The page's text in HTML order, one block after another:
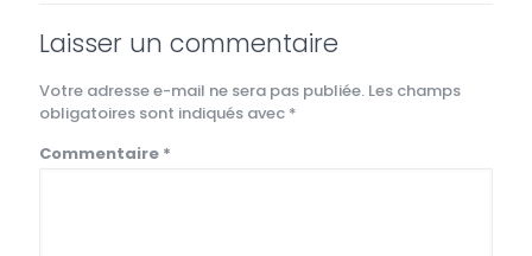
Laisser un commentaire
Votre adresse e-mail ne sera pas publiée. Les champs
obligatoires sont indiqués avec *
Commentaire *